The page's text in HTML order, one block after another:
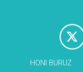
HONI BURUZ